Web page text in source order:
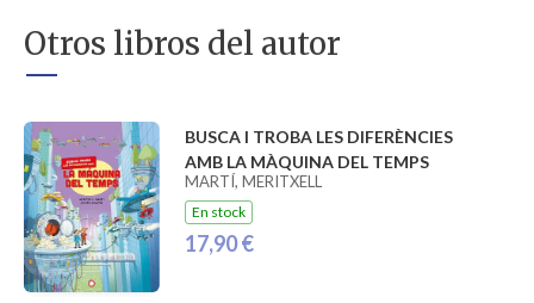
Otros libros del autor
BUSCA I TROBA LES DIFERÈNCIES
AMB LA MÀQUINA DEL TEMPS
MARTÍ, MERITXELL
En stock
17,90 €